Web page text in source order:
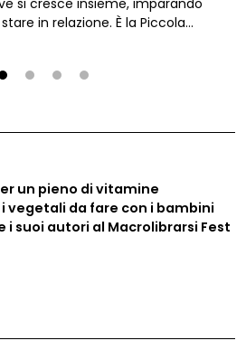
in relazione. È la Piccola
un pieno di vitamine
vegetali da fare con i bambini
i suoi autori al Macrolibrarsi Fest